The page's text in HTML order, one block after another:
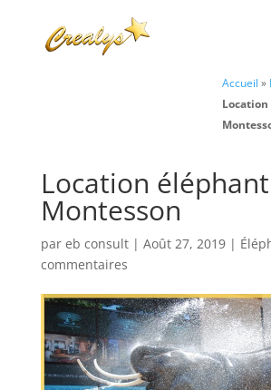
Accueil »
Location
Montesson
par eb consult| Août 27, 2019|
commentaires